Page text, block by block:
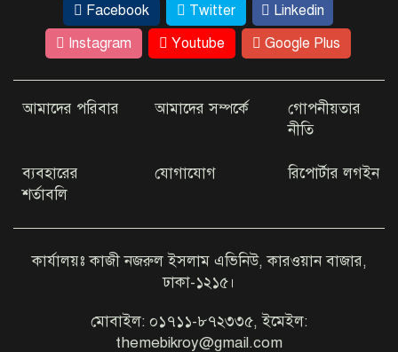
ঢাকার কাছেই রহস্যময় ‘ধাঁধার চর’
কম খরচে ভিসা দিচ্ছে যেসব দেশ
এবার ইউটিউবে যা দেখাবেন জয়া
Facebook Twitter
Linkedin
Instagram
Youtube Google Plus
আমাদের পরিবার আমাদের সম্পর্কে
গোপনীয়তার
নীতি
ব্যবহারের
শর্তাবলি
যোগাযোগ রিপোর্টার লগইন
কার্যালয়ঃ কাজী নজরুল ইসলাম এভিনিউ, কারওয়ান বাজার,
ঢাকা-১২১৫।
মোবাইল: ০১৭১১-৮৭২৩৩৫, ইমেইল:
themebikroy@gmail.com